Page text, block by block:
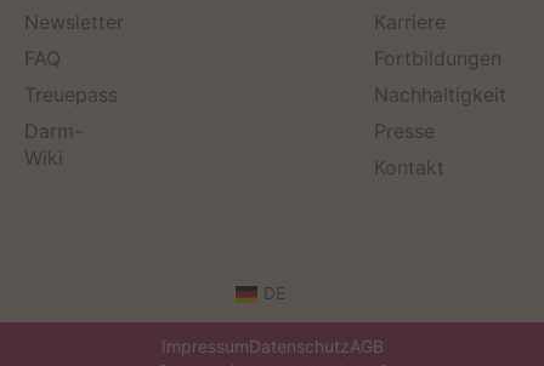
Newsletter
FAQ
Treuepass
Darm-
Wiki
Karriere
Fortbildungen
Nachhaltigkeit
Presse
Kontakt
DE
ImpressumDatenschutzAGB